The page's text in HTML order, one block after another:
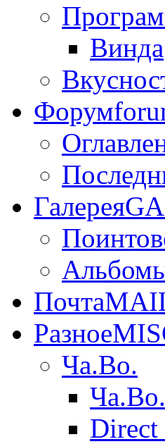
Винда
Форум
Галерея
Почта
Разное
Ча.Во.
Direct